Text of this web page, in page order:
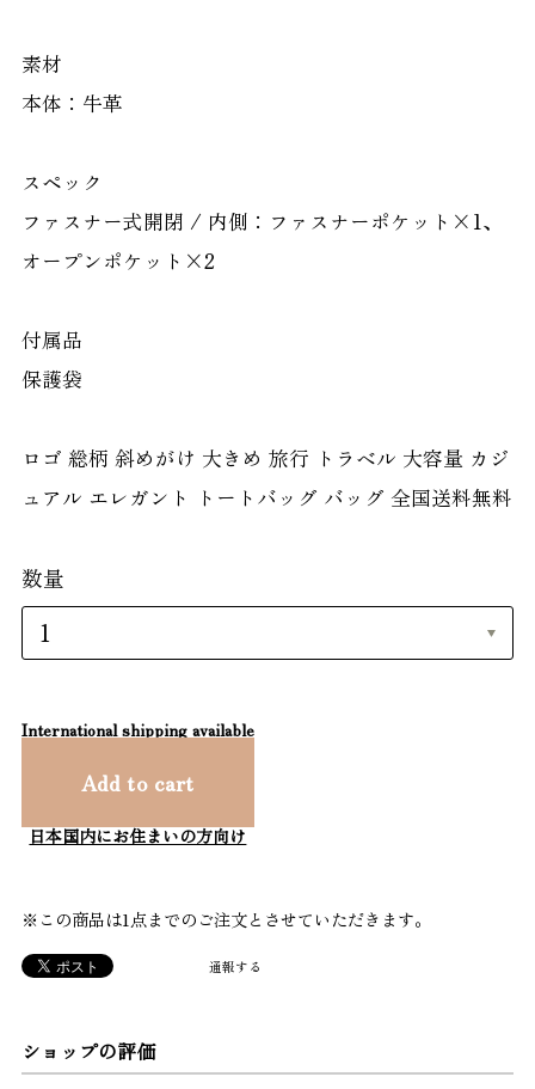
素材
本体：牛革
スペック
ファスナー式開閉 / 内側：ファスナーポケット×1、
オープンポケット×2
付属品
保護袋
ロゴ 総柄 斜めがけ 大きめ 旅行 トラベル 大容量 カジ
ュアル エレガント トートバッグ バッグ 全国送料無料
数量
International shipping available
Add to cart
日本国内にお住まいの方向け
※この商品は1点までのご注文とさせていただきます。
通報する
ショップの評価